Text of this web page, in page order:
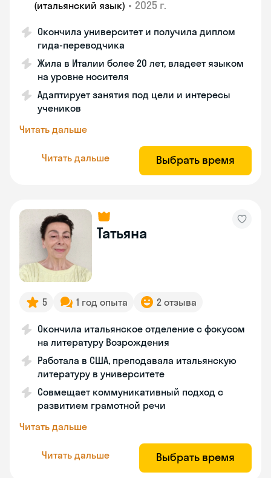
(итальянский язык) • 2025 г.
Окончила университет и получила диплом
гида-переводчика
Жила в Италии более 20 лет, владеет языком
на уровне носителя
Адаптирует занятия под цели и интересы
учеников
Читать дальше
Читать дальше Выбрать время
Татьяна
5 1 год опыта 2 отзыва
Окончила итальянское отделение с фокусом
на литературу Возрождения
Работала в США, преподавала итальянскую
литературу в университете
Совмещает коммуникативный подход с
развитием грамотной речи
Читать дальше
Читать дальше Выбрать время